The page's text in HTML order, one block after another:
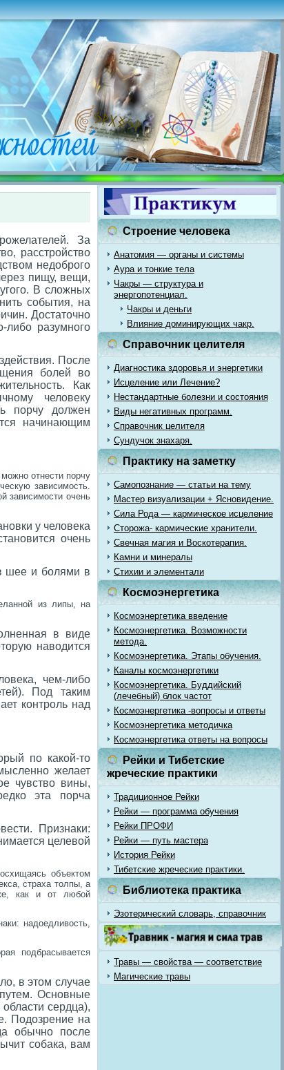
За
расстройство
недоброго
пищу, вещи,
В сложных
события, на
Достаточно
разумного
После
болей во
Как
человеку
порчу должен
начинающим
отнести порчу
зависимость.
зависимости очень
у человека
очень
шее и болями в
из липы, на
в виде
наводится
чем-либо
Под таким
контроль над
по какой-то
желает
чувство вины,
эта порча
Признаки:
целевой
объектом
страха толпы, а
же, как и от любой
надоедливость,
подбрасывается
в этом случае
Основные
сердца),
Подозрение на
обычно после
собака, вам
Строение человека
Анатомия — органы и системы
Аура и тонкие тела
Чакры — структура и
энергопотенциал.
Чакры и деньги
Влияние доминирующих чакр.
Справочник целителя
Диагностика здоровья и энергетики
Исцеление или Лечение?
Нестандартные болезни и состояния
Виды негативных программ.
Справочник целителя
Сундучок знахаря.
Практику на заметку
Самопознание — статьи на тему
Мастер визуализации + Ясновидение.
Сила Рода — кармическое исцеление
Сторожа- кармические хранители.
Свечная магия и Воскотерапия.
Камни и минералы
Стихии и элементали
Космоэнергетика
Космоэнергетика введение
Космоэнергетика. Возможности
метода.
Космоэнергетика. Этапы обучения.
Каналы космоэнергетики
Космоэнергетика. Буддийский
(лечебный) блок частот
Космоэнергетика -вопросы и ответы
Космоэнергетика методичка
Космоэнергетика ответы на вопросы
Рейки и Тибетские
жреческие практики
Традиционное Рейки
Рейки — программа обучения
Рейки ПРОФИ
Рейки — путь мастера
История Рейки
Тибетские жреческие практики.
Библиотека практика
Эзотерический словарь, справочник
Травы — свойства — соответствие
Магические травы